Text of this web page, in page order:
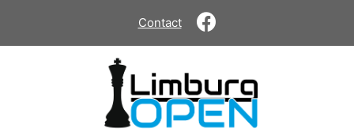
de
Contact